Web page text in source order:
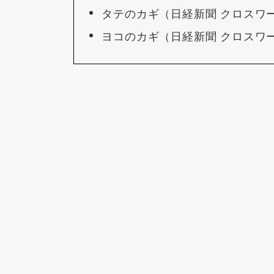
タテのカギ（日経新聞 クロスワ
ヨコのカギ（日経新聞 クロスワ